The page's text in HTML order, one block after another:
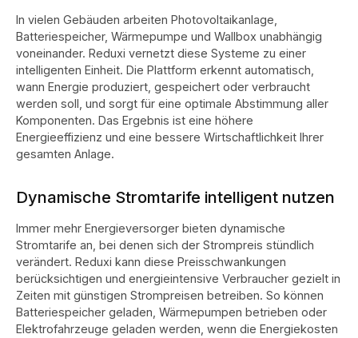
In vielen Gebäuden arbeiten Photovoltaikanlage,
Batteriespeicher, Wärmepumpe und Wallbox unabhängig
voneinander. Reduxi vernetzt diese Systeme zu einer
intelligenten Einheit. Die Plattform erkennt automatisch,
wann Energie produziert, gespeichert oder verbraucht
werden soll, und sorgt für eine optimale Abstimmung aller
Komponenten. Das Ergebnis ist eine höhere
Energieeffizienz und eine bessere Wirtschaftlichkeit Ihrer
gesamten Anlage.
Dynamische Stromtarife intelligent nutzen
Immer mehr Energieversorger bieten dynamische
Stromtarife an, bei denen sich der Strompreis stündlich
verändert. Reduxi kann diese Preisschwankungen
berücksichtigen und energieintensive Verbraucher gezielt in
Zeiten mit günstigen Strompreisen betreiben. So können
Batteriespeicher geladen, Wärmepumpen betrieben oder
Elektrofahrzeuge geladen werden, wenn die Energiekosten